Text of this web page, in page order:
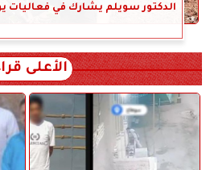
الدكتور سويلم يشارك في فعاليات
الأعلى